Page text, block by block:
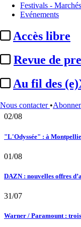
Festivals - Marchés
Evénements
Accès libre
Revue de
Au fil des
Nous contacter •
05/05/2026
Institutionnel
Le fil actu
02/08
Au fil des (e)X (tweets) :
02/08
02/08
"L'Odyssée" : à
01/08
DAZN : nouvelles offres
31/07
Warner / Paramount :